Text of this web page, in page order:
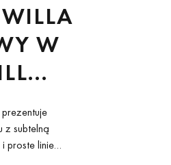
W
z subtelną
proste linie